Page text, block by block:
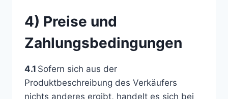
4) Preise und
Zahlungsbedingungen
4.1 Sofern sich aus der
Produktbeschreibung des Verkäufers
nichts anderes ergibt, handelt es sich bei